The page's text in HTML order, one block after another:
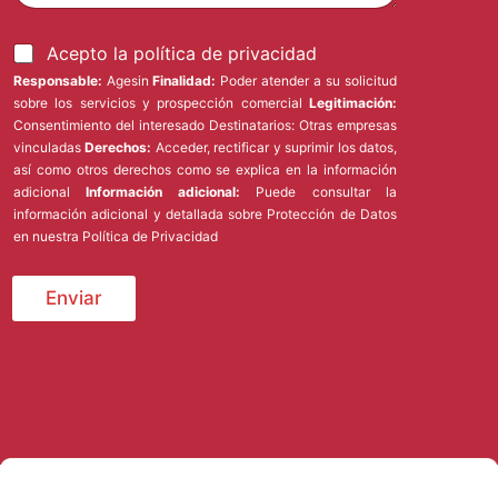
*
ó
n
i
c
o
*
e
A
c
e
p
t
o
l
a
p
o
í
i
Acepto la política de privacidad
Responsable: Agesin Finalidad: Poder atender a su solicitud
sobre los servicios y prospección comercial Legitimación:
Consentimiento del interesado Destinatarios: Otras empresas
vinculadas Derechos: Acceder, rectificar y suprimir los datos,
así como otros derechos como se explica en la información
adicional Información adicional:
información adicional y detallada sobre Protección de Datos
en nuestra Política de Privacidad
Enviar